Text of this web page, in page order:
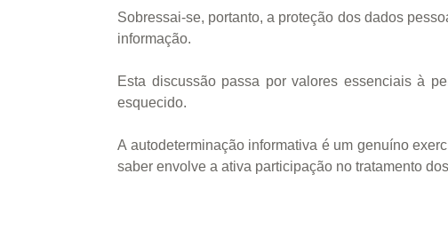
Sobressai-se, portanto, a proteção dos dados
informação.
Esta discussão passa por valores essenciais à
esquecido.
A autodeterminação informativa é um genuíno
saber envolve a ativa participação no tratamento